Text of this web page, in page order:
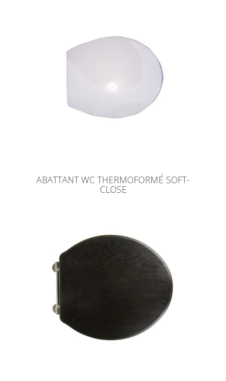
ABATTANT WC THERMOFORMÉ SOFT-
CLOSE